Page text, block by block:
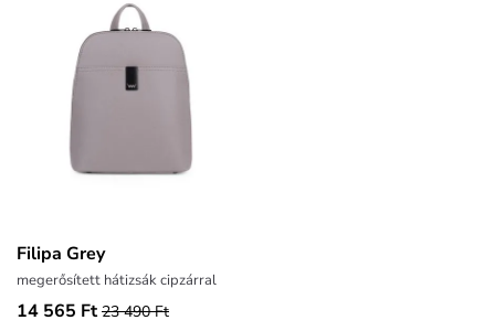
Filipa Grey
megerősített hátizsák cipzárral
14 565 Ft 23 490 Ft